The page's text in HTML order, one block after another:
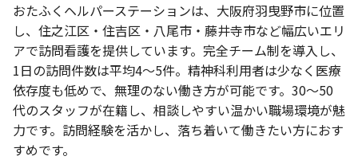
おたふくヘルパーステーションは、大阪府羽曳野市に位置
し、住之江区・住吉区・八尾市・藤井寺市など幅広いエリ
アで訪問看護を提供しています。完全チーム制を導入し、
1日の訪問件数は平均4～5件。精神科利用者は少なく医療
依存度も低めで、無理のない働き方が可能です。30～50
代のスタッフが在籍し、相談しやすい温かい職場環境が魅
力です。訪問経験を活かし、落ち着いて働きたい方におす
すめです。